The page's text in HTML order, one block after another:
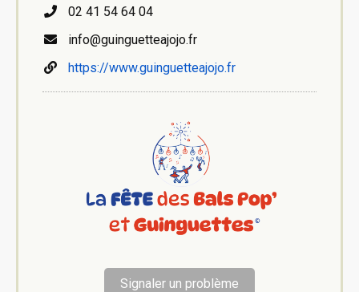
02 41 54 64 04
info@guinguetteajojo.fr
https://www.guinguetteajojo.fr
Signaler un problème